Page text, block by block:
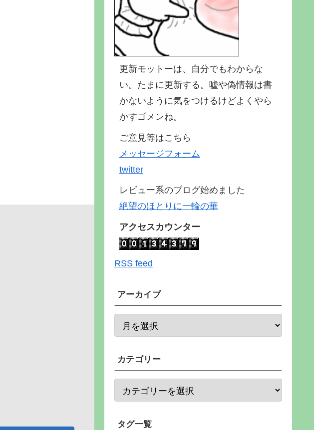
更新モットーは、自分でもわからな
い。たまに更新する。嘘や偽情報は書
かないように気をつけるけどよくやら
かすゴメンね。
ご意見等はこちら
メッセージフォーム
twitter
レビュー系のブログ始めました
絶望のほとりに一輪の華
アクセスカウンター
RSS feed
アーカイブ
カテゴリー
タグ一覧